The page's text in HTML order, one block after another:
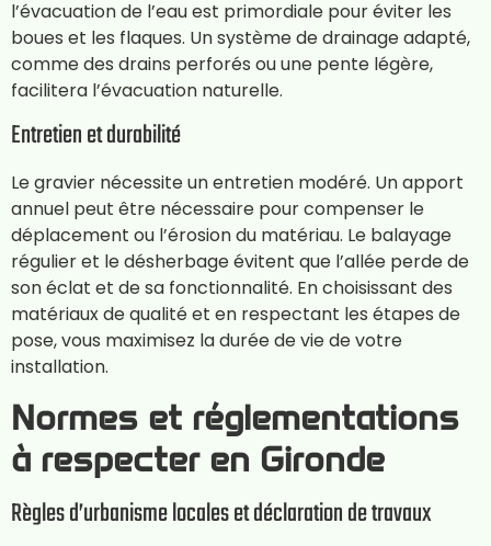
l’évacuation de l’eau est primordiale pour éviter les
boues et les flaques. Un système de drainage adapté,
comme des drains perforés ou une pente légère,
facilitera l’évacuation naturelle.
Entretien et durabilité
Le gravier nécessite un entretien modéré. Un apport
annuel peut être nécessaire pour compenser le
déplacement ou l’érosion du matériau. Le balayage
régulier et le désherbage évitent que l’allée perde de
son éclat et de sa fonctionnalité. En choisissant des
matériaux de qualité et en respectant les étapes de
pose, vous maximisez la durée de vie de votre
installation.
Normes et réglementations
à respecter en Gironde
Règles d’urbanisme locales et déclaration de travaux